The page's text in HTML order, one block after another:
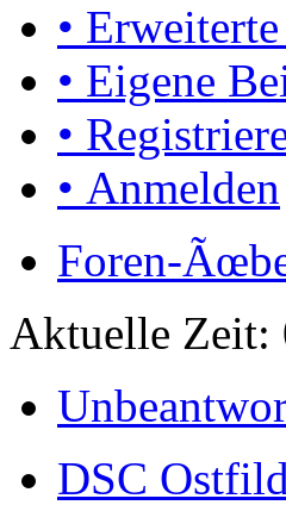
•
• Eigene
•
• Anmelden
Foren-
Aktuelle Zeit:
DSC